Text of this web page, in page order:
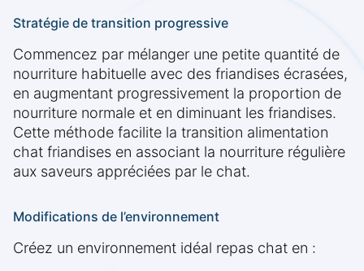
Stratégie de transition progressive
Commencez par mélanger une petite quantité de
nourriture habituelle avec des friandises écrasées,
en augmentant progressivement la proportion de
nourriture normale et en diminuant les friandises.
Cette méthode facilite la transition alimentation
chat friandises en associant la nourriture régulière
aux saveurs appréciées par le chat.
Modifications de l’environnement
Créez un environnement idéal repas chat en :